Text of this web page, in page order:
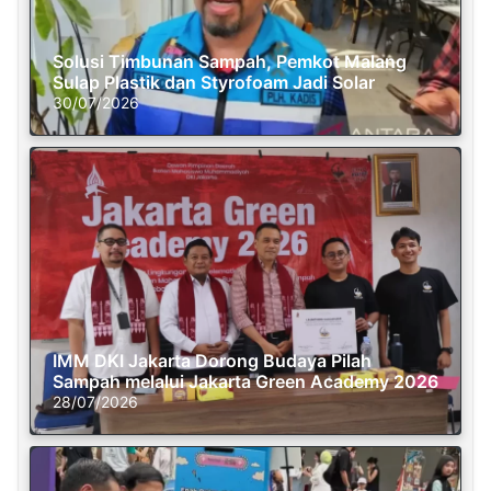
Solusi Timbunan Sampah, Pemkot Malang
Sulap Plastik dan Styrofoam Jadi Solar
30/07/2026
IMM DKI Jakarta Dorong Budaya Pilah
Sampah melalui Jakarta Green Academy 2026
28/07/2026